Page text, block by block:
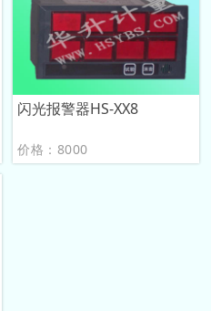
闪光报警器HS-XX8
价格：8000